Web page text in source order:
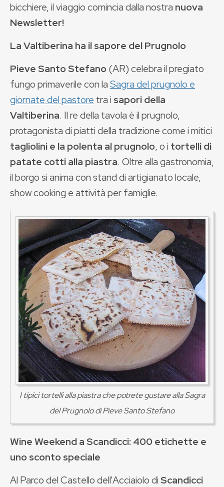
bicchiere, il viaggio comincia dalla nostra nuova
Newsletter!
LaValtiberina ha il sapore del Prugnolo
Pieve Santo Stefano(AR) celebra il pregiato
fungo primaverile con laSagra del prugnolo e
giornate del pastore tra i sapori della
Valtiberina. Il re della tavola è il prugnolo,
protagonista di piatti della tradizione come i mitici
tagliolini e la polenta al prugnolo, o i tortelli di
patate cotti alla piastra. Oltre alla gastronomia,
il borgo si anima con stand di artigianato locale,
show cooking e attività per famiglie.
I tipici tortelli alla piastra che potrete gustare alla Sagra
del Prugnolo di Pieve Santo Stefano
Wine Weekend a Scandicci: 400 etichette e
uno sconto speciale
Al Parco del Castello dell'Acciaiolo diScandicci